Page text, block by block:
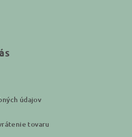
údajov
tovaru